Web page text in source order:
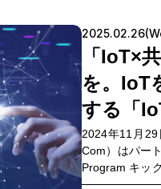
「IoT×
を。IoT
する「
2024年11月
Com）はパー
Program キッ
ガレージで開